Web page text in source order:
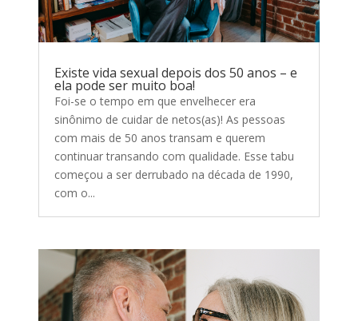
Existe vida sexual depois dos 50 anos – e
ela pode ser muito boa!
Foi-se o tempo em que envelhecer era
sinônimo de cuidar de netos(as)! As pessoas
com mais de 50 anos transam e querem
continuar transando com qualidade. Esse tabu
começou a ser derrubado na década de 1990,
com o...